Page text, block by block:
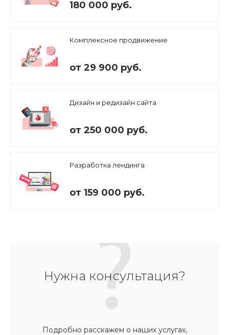
180 000 руб.
Комплексное продвижение
от 29 900 руб.
Дизайн и редизайн сайта
от 250 000 руб.
Разработка лендинга
от 159 000 руб.
Нужна консультация?
Подробно расскажем о наших услугах,